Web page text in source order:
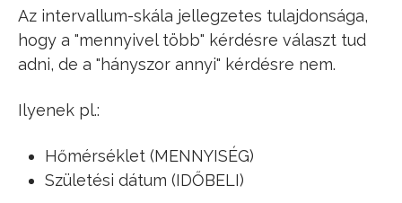
Az intervallum-skála jellegzetes tulajdonsága,
hogy a "mennyivel több" kérdésre választ tud
adni, de a "hányszor annyi" kérdésre nem.
Ilyenek pl.:
Hőmérséklet (MENNYISÉG)
Születési dátum (IDŐBELI)